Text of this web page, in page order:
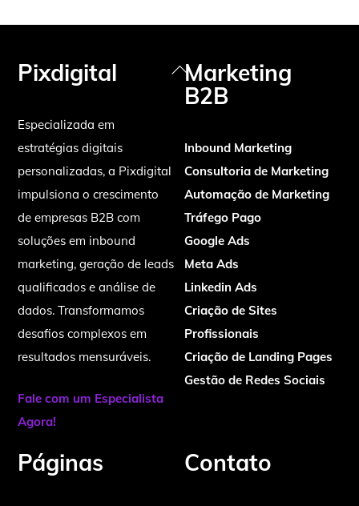
Back
To
Pixdigital
Especializada em
estratégias digitais
personalizadas, a Pixdigital
impulsiona o crescimento
de empresas B2B com
soluções em inbound
marketing, geração de leads
qualificados e análise de
dados. Transformamos
desafios complexos em
resultados mensuráveis.
Fale com um Especialista
Agora!
Marketing
B2B
Inbound Marketing
Consultoria de Marketing
Automação de Marketing
Tráfego Pago
Google Ads
Meta Ads
Linkedin Ads
Criação de Sites
Profissionais
Criação de Landing Pages
Gestão de Redes Sociais
Páginas Contato